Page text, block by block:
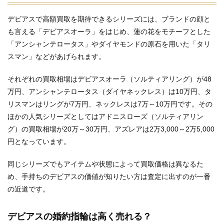
デビアスで高額買取を期待できるシリーズには、ブランドの顔と
も言える「デビアスオーラ」をはじめ、蓮の花をモチーフとした
「アンシャンテロータス」やダイヤモンドの原石を用いた「タリ
スマン」などがあげられます。
それぞれの買取相場はデビアスオーラ（ソルティアリング）が48
万円、アンシャンテロータス（ダイヤネックレス）は10万円、タ
リスマンはリングが7万円、ネックレスは7万～10万円です。その
ほかの人気シリーズとしてはアドニスローズ（ソルティアリン
グ）の買取相場が20万～30万円、アズレアは2万3,000～2万5,000
円となっています。
同じシリーズでもアイテムや状態によって買取価格は異なるた
め、手持ちのデビアスの価値が知りたい方は査定に出すのが一番
の近道です。
デビアスの婚約指輪は高く売れる？